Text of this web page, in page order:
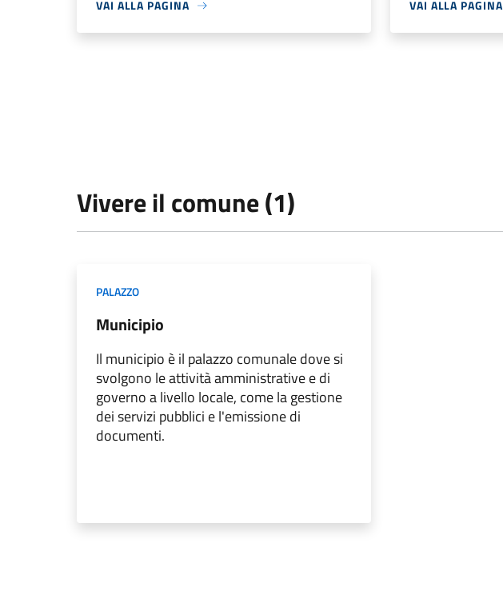
VAI ALLA PAGINA VAI ALLA PAGINA
Vivere il comune (1)
PALAZZO
Municipio
Il municipio è il palazzo comunale dove si
svolgono le attività amministrative e di
governo a livello locale, come la gestione
dei servizi pubblici e l'emissione di
documenti.